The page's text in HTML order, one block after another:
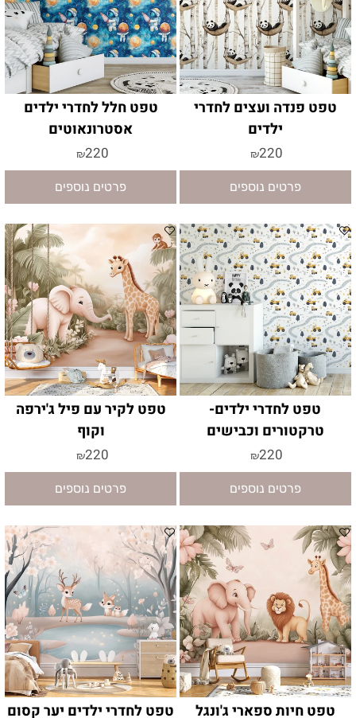
טפט פנדה ועצים לחדרי
ילדים
₪220
פרטים נוספים
טפט חלל לחדרי ילדים
אסטרונאוטים
₪220
פרטים נוספים
טפט לחדרי ילדים-
טרקטורים וכבישים
₪220
פרטים נוספים
טפט לקיר עם פיל ג'ירפה
וקוף
₪220
פרטים נוספים
טפט חיות ספארי ג'ונגל טפט לחדרי ילדים יער קסום